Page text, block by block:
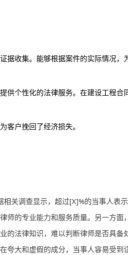
据收集。能够根据案件的实际情况，
供个性化的法律服务。在建设工程合
客户挽回了经济损失。
关调查显示，超过[X]%的当事人表示
师的专业能力和服务质量。另一方面
的法律知识，难以判断律师是否具备
夸大和虚假的成分，当事人容易受到